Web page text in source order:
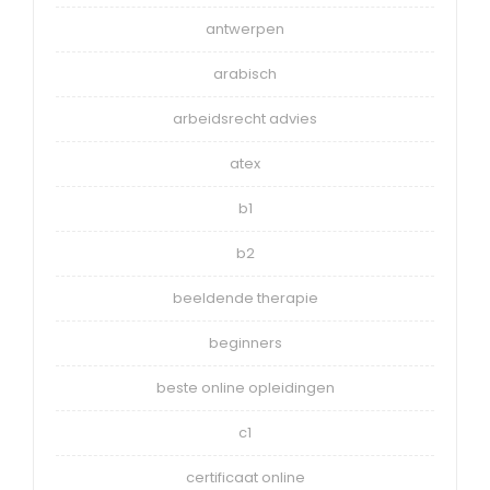
antwerpen
arabisch
arbeidsrecht advies
atex
b1
b2
beeldende therapie
beginners
beste online opleidingen
c1
certificaat online